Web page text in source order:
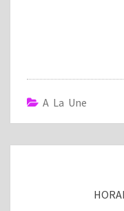
A La Une